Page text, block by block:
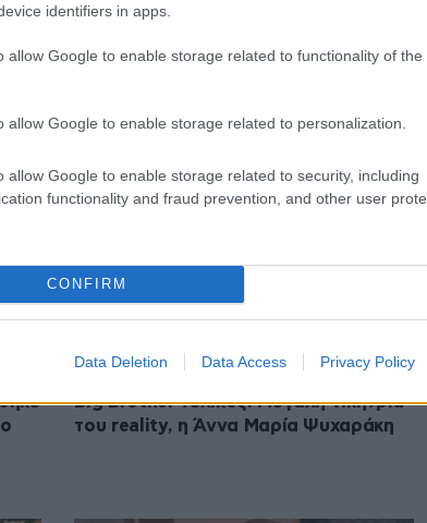
identifiers in apps.
allow Google to enable storage related to functionality of the
allow Google to enable storage related to personalization.
allow Google to enable storage related to security, including
functionality and fraud prevention, and other user
CONFIRM
Data Deletion Data Access Privacy Policy
22·12·2020 15:42
Η Σοφία Δανέζη για την Άννα Μαρία:
Big Brother τελικός: Μεγάλη νικήτρια
του reality, η Άννα Μαρία Ψυχαράκη